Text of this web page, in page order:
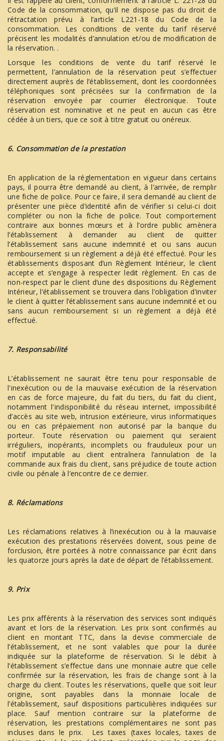
Code de la consommation, qu’il ne dispose pas du droit de
rétractation prévu à l’article L221-18 du Code de la
consommation. Les conditions de vente du tarif réservé
précisent les modalités d’annulation et/ou de modification de
la réservation. .
Lorsque les conditions de vente du tarif réservé le
permettent, l’annulation de la réservation peut s’effectuer
directement auprès de l’établissement, dont les coordonnées
téléphoniques sont précisées sur la confirmation de la
réservation envoyée par courrier électronique. Toute
réservation est nominative et ne peut en aucun cas être
cédée à un tiers, que ce soit à titre gratuit ou onéreux.
6. Consommation de la prestation
En application de la réglementation en vigueur dans certains
pays, il pourra être demandé au client, à l’arrivée, de remplir
une fiche de police. Pour ce faire, il sera demandé au client de
présenter une pièce d’identité afin de vérifier si celui-ci doit
compléter ou non la fiche de police. Tout comportement
contraire aux bonnes mœurs et à l’ordre public amènera
l’établissement à demander au client de quitter
l’établissement sans aucune indemnité et ou sans aucun
remboursement si un règlement a déjà été effectué. Pour les
établissements disposant d’un Règlement Intérieur, le client
accepte et s’engage à respecter ledit règlement. En cas de
non-respect par le client d’une des dispositions du Règlement
Intérieur, l’établissement se trouvera dans l’obligation d’inviter
le client à quitter l’établissement sans aucune indemnité et ou
sans aucun remboursement si un règlement a déjà été
effectué.
7. Responsabilité
L’établissement ne saurait être tenu pour responsable de
l'inexécution ou de la mauvaise exécution de la réservation
en cas de force majeure, du fait du tiers, du fait du client,
notamment l'indisponibilité du réseau internet, impossibilité
d’accès au site web, intrusion extérieure, virus informatiques
ou en cas prépaiement non autorisé par la banque du
porteur. Toute réservation ou paiement qui seraient
irréguliers, inopérants, incomplets ou frauduleux pour un
motif imputable au client entraînera l’annulation de la
commande aux frais du client, sans préjudice de toute action
civile ou pénale à l’encontre de ce dernier.
8. Réclamations
Les réclamations relatives à l’inexécution ou à la mauvaise
exécution des prestations réservées doivent, sous peine de
forclusion, être portées à notre connaissance par écrit dans
les quatorze jours après la date de départ de l’établissement.
9. Prix
Les prix afférents à la réservation des services sont indiqués
avant et lors de la réservation. Les prix sont confirmés au
client en montant TTC, dans la devise commerciale de
l’établissement, et ne sont valables que pour la durée
indiquée sur la plateforme de réservation. Si le débit à
l’établissement s’effectue dans une monnaie autre que celle
confirmée sur la réservation, les frais de change sont à la
charge du client. Toutes les réservations, quelle que soit leur
origine, sont payables dans la monnaie locale de
l’établissement, sauf dispositions particulières indiquées sur
place. Sauf mention contraire sur la plateforme de
réservation, les prestations complémentaires ne sont pas
incluses dans le prix. Les taxes (taxes locales, taxes de